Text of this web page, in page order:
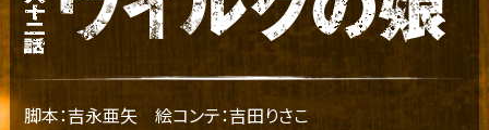
脚本：吉永亜矢絵コンテ：吉田りさこ